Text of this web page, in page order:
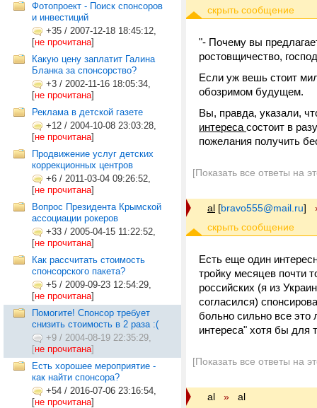
Фотопроект - Поиск спонсоров
и инвестиций
+35 / 2007-12-18 18:45:12,
[не прочитана]
Какую цену заплатит Галина
Бланка за спонсорство?
+3 / 2002-11-16 18:05:34,
[не прочитана]
Реклама в детской газете
+12 / 2004-10-08 23:03:28,
[не прочитана]
Продвижение услуг детских
коррекционных центров
+6 / 2011-03-04 09:26:52,
[не прочитана]
Вопрос Президента Крымской
ассоциации рокеров
+33 / 2005-04-15 11:22:52,
[не прочитана]
Как рассчитать стоимость
спонсорского пакета?
+5 / 2009-09-23 12:54:29,
[не прочитана]
Помогите! Спонсор требует
снизить стоимость в 2 раза :(
+9 / 2004-08-19 22:35:29,
[не прочитана]
Есть хорошее мероприятие -
как найти спонсора?
+54 / 2016-07-06 23:16:54,
[не прочитана]
"- Почему вы
ростовщичество,
Если уж вешь стоит
обозримом будущем.
Вы, правда, указали,
интереса состоит в
пожелания получить
[Показать все ответы на
al [bravo555@mail.ru]
Есть еще один
тройку месяцев почти
российских (я из
согласился)
больно сильно все это
интереса" хотя бы для
[Показать все ответы на
al » al